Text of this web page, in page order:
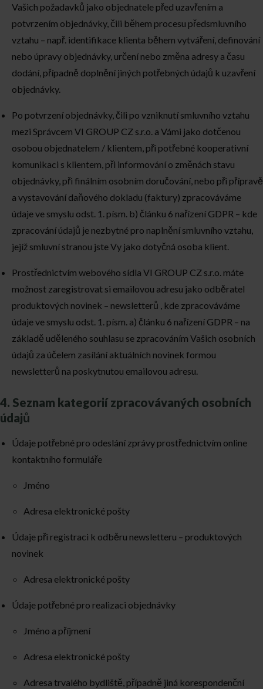
Vašich požadavků jako objednatele před uzavřením a
potvrzením objednávky, čili během procesu předsmluvního
vztahu – např. identifikace klienta během vytváření, definování
nebo úpravy objednávky, určení nebo změna adresy a času
dodání, případně doplnění jiných potřebných údajů k uzavření
objednávky.
Po potvrzení objednávky, čili po vzniknutí smluvního vztahu
mezi Správcem VI GROUP CZ s.r.o. a Vámi jako dotčenou
osobou objednatelem / klientem, při potřebné kooperativní
komunikaci s klientem, při informování o změnách stavu
objednávky, při finálním osobním doručování, nebo při přípravě
a vystavování daňového dokladu (faktury) zpracováváme
údaje ve smyslu odst. 1. písm. b) článku 6 nařízení GDPR – kde
zpracování údajů je nezbytné pro naplnění smluvního vztahu,
jejíž smluvní stranou jste Vy jako dotyčná osoba klient.
Prostřednictvím webového sídla VI GROUP CZ s.r.o. máte
možnost zaregistrovat si emailovou adresu jako odběratel
produktových novinek – newsletterů , kde zpracováváme
údaje ve smyslu odst. 1. písm. a) článku 6 nařízení GDPR – na
základě uděleného souhlasu se zpracováním Vašich osobních
údajů za účelem zasílání aktuálních novinek formou
newsletterů na poskytnutou emailovou adresu.
4. Seznam kategorií zpracovávaných osobních
údajů
Údaje potřebné pro odeslání zprávy prostřednictvím online
kontaktního formuláře
Jméno
Adresa elektronické pošty
Údaje při registraci k odběru newsletteru – produktových
novinek
Adresa elektronické pošty
Údaje potřebné pro realizaci objednávky
Jméno a příjmení
Adresa elektronické pošty
Adresa trvalého bydliště, případně jiná korespondenční